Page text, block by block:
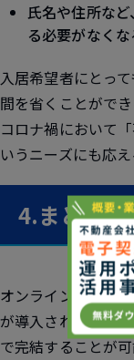
氏名や住所な
る必要がなくな
入居希望者にとっ
間を省くことがで
コロナ禍において
いうニーズにも応
4.まとめ
オンライン内見や
が導入されると、
で完結することが